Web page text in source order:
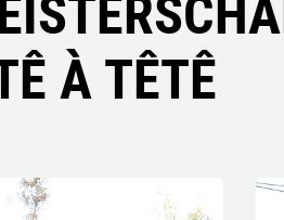
À TÊTÊ